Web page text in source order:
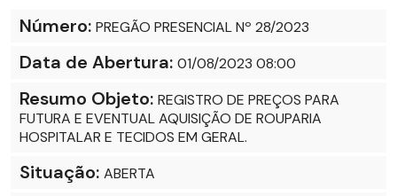
Número: PREGÃO PRESENCIAL Nº 28/2023
Data de Abertura: 01/08/2023 08:00
Resumo Objeto: REGISTRO DE PREÇOS PARA
FUTURA E EVENTUAL AQUISIÇÃO DE ROUPARIA
HOSPITALAR E TECIDOS EM GERAL.
Situação: ABERTA